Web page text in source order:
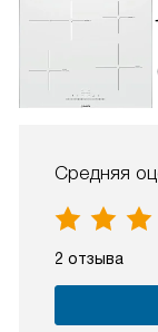
Средняя
2 отзыва